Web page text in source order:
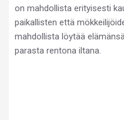
on mahdollista erityisesti
paikallisten että
mahdollista löytää
parasta rentona iltana.